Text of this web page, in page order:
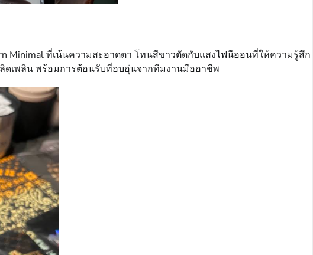
Minimal ที่เน้นความสะอาดตา โทนสีขาวตัดกับแสงไฟนีออนที่ให้ความรู้สึก
ดเพลิน พร้อมการต้อนรับที่อบอุ่นจากทีมงานมืออาชีพ